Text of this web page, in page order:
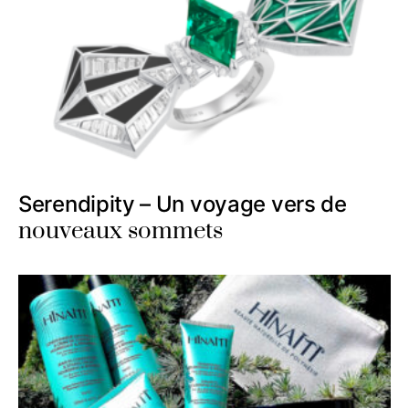
Serendipity – Un voyage vers de
nouveaux sommets